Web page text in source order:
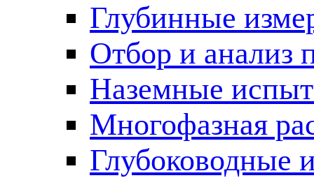
Глубинные
Отбор и анализ
Наземные
Многофазная
Глубоководные